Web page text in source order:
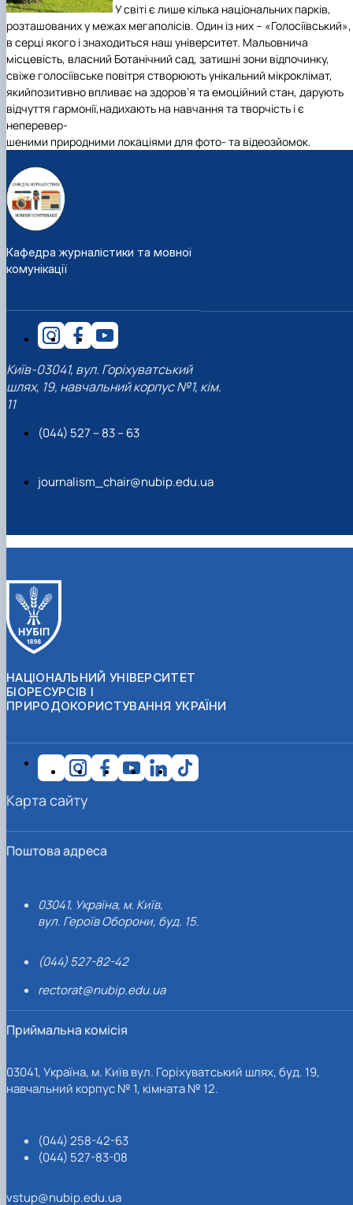
У світі є лише кілька національних парків,
розташованих у межах мегаполісів. Один із них – «Голосіївський»,
в серці якого і знаходиться наш університет. Мальовнича
місцевість, власний Ботанічний сад, затишні зони відпочинку,
свіже голосіївське повітря створюютьунікальний мікроклімат,
якийпозитивно впливає на здоров’я та емоційний стан, дарують
відчуття гармонії,надихають на навчання та творчість і є
неперевер-
шеними природними локаціями для фото- та відеозйомок.
Кафедра журналістики та мовної
комунікації
Київ-03041, вул. Горіхуватський
шлях, 19, навчальний корпус №1, кім.
11
(044) 527 – 83 – 63
journalism_chair@nubip.edu.ua
НАЦІОНАЛЬНИЙ УНІВЕРСИТЕТ
БІОРЕСУРСІВ І
ПРИРОДОКОРИСТУВАННЯ УКРАЇНИ
Поштова адреса
03041, Україна, м. Київ,
вул. Героїв Оборони, буд. 15.
(044) 527-82-42
rectorat@nubip.edu.ua
Приймальна комісія
03041, Україна, м. Київ вул. Горіхуватський шлях, буд. 19,
навчальний корпус № 1, кімната № 12.
(044) 258-42-63
(044) 527-83-08
vstup@nubip.edu.ua
Карта сайту